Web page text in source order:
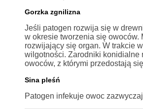
Gorzka zgnilizna
Jeśli patogen rozwija się w
w okresie tworzenia się
rozwijający się organ. W trakcie
wilgotności. Zarodniki konidialne
owoców, z którymi przedostają
Sina pleśń
Patogen infekuje owoc